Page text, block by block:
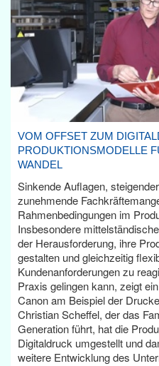
VOM OFFSET ZUM
PRODUKTIONSMODELLE
WANDEL
Sinkende Auflagen,
zunehmende
Rahmenbedingungen im
Insbesondere
der Herausforderung, ihre
gestalten und gleichzeitig
Kundenanforderungen zu
Praxis gelingen kann, zeigt
Canon am Beispiel der
Christian Scheffel, der das
Generation führt, hat die
Digitaldruck umgestellt und
weitere Entwicklung des